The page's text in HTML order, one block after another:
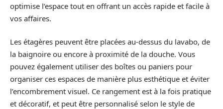
optimise l’espace tout en offrant un accès rapide et facile à
vos affaires.
Les étagères peuvent être placées au-dessus du lavabo, de
la baignoire ou encore à proximité de la douche. Vous
pouvez également utiliser des boîtes ou paniers pour
organiser ces espaces de manière plus esthétique et éviter
l’encombrement visuel. Ce rangement est à la fois pratique
et décoratif, et peut être personnalisé selon le style de